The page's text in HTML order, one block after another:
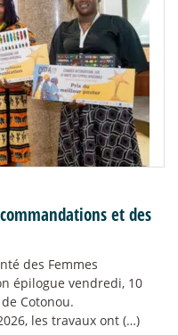
et des
des Femmes
épilogue vendredi, 10
Cotonou.
les travaux ont (…)